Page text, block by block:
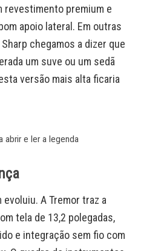
revestimento premium e
apoio lateral. Em outras
chegamos a dizer que
um suve ou um sedã
versão mais alta ficaria
abrir e ler a legenda
A Tremor traz a
tela de 13,2 polegadas,
e integração sem fio com